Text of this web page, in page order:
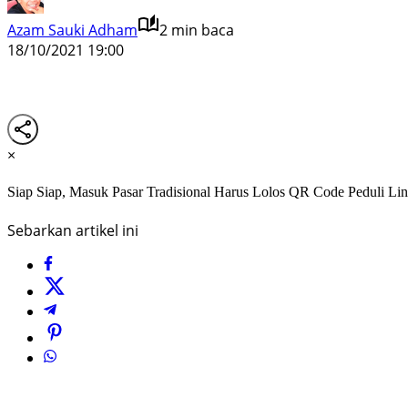
Azam Sauki Adham
2 min baca
18/10/2021 19:00
×
Siap Siap, Masuk Pasar Tradisional Harus Lolos QR Code Peduli
Sebarkan artikel ini